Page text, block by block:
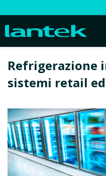
Refrigerazione
sistemi retail